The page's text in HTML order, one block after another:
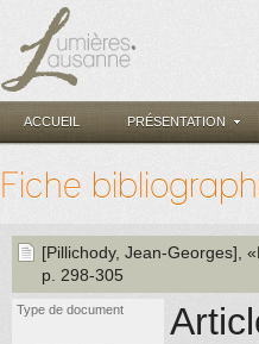
ACCUEIL PRÉSENTATION
Fiche
[Pillichody, Jean-Georges] ,
p. 298-305
Type de document